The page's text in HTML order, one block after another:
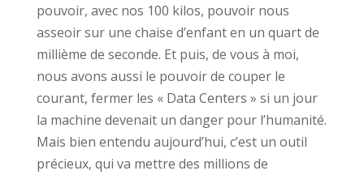
pouvoir, avec nos 100 kilos, pouvoir nous
asseoir sur une chaise d’enfant en un quart de
millième de seconde. Et puis, de vous à moi,
nous avons aussi le pouvoir de couper le
courant, fermer les « Data Centers » si un jour
la machine devenait un danger pour l’humanité.
Mais bien entendu aujourd’hui, c’est un outil
précieux, qui va mettre des millions de